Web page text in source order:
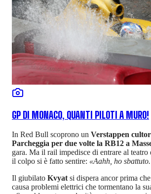
GP DI MONACO, QUANTI PILOTI A MURO!
In Red Bull scoprono un Verstappen
Parcheggia per due volte la RB12 a
gara. Ma il rail impedisce di entrare al teatro
il colpo si è fatto sentire: «Aahh, ho
Il giubilato Kvyat si dispera ancor prima
causa problemi elettrici che tormentano la